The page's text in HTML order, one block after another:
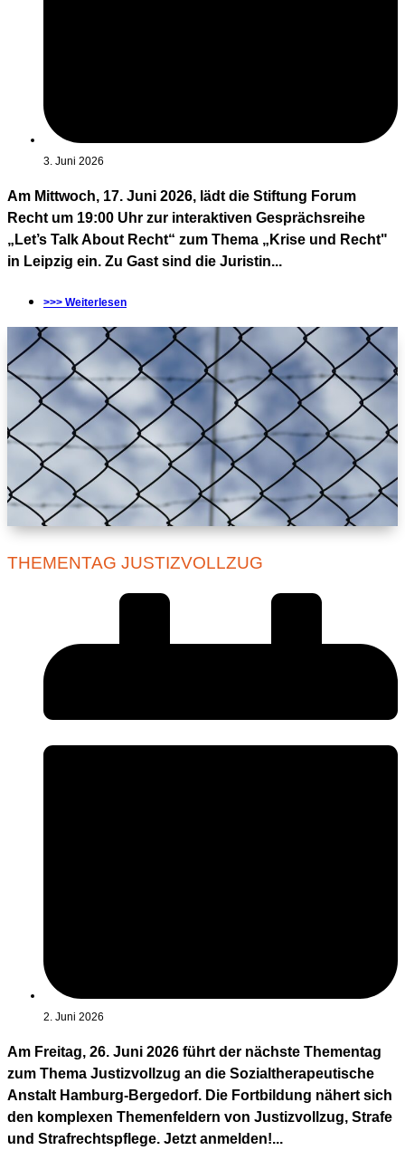
3. Juni 2026
Am Mittwoch, 17. Juni 2026, lädt die Stiftung Forum
Recht um 19:00 Uhr zur interaktiven Gesprächsreihe
„Let’s Talk About Recht“ zum Thema „Krise und Recht"
in Leipzig ein. Zu Gast sind die Juristin...
>>> Weiterlesen
THEMENTAG JUSTIZVOLLZUG
2. Juni 2026
Am Freitag, 26. Juni 2026 führt der nächste Thementag
zum Thema Justizvollzug an die Sozialtherapeutische
Anstalt Hamburg-Bergedorf. Die Fortbildung nähert sich
den komplexen Themenfeldern von Justizvollzug, Strafe
und Strafrechtspflege. Jetzt anmelden!...